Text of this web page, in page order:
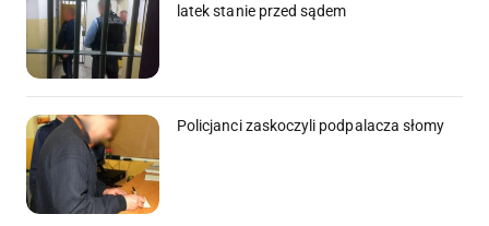
latek stanie przed sądem
Policjanci zaskoczyli podpalacza słomy